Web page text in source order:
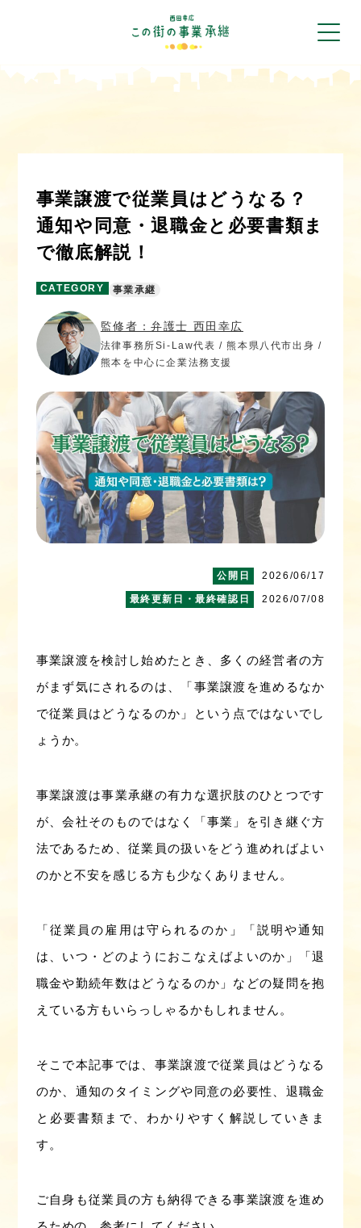
事業譲渡で従業員はどうなる？
通知や同意・退職金と必要書類ま
で徹底解説！
CATEGORY 事業承継
監修者：弁護士 西田幸広
法律事務所Si-Law代表 / 熊本県八代市出身 /
熊本を中心に企業法務支援
2026/06/17
2026/07/08
事業譲渡を検討し始めたとき、多くの経営者の方
がまず気にされるのは、「事業譲渡を進めるなか
で従業員はどうなるのか」という点ではないでし
ょうか。
事業譲渡は事業承継の有力な選択肢のひとつです
が、会社そのものではなく「事業」を引き継ぐ方
法であるため、従業員の扱いをどう進めればよい
のかと不安を感じる方も少なくありません。
「従業員の雇用は守られるのか」「説明や通知
は、いつ・どのようにおこなえばよいのか」「退
職金や勤続年数はどうなるのか」などの疑問を抱
えている方もいらっしゃるかもしれません。
そこで本記事では、事業譲渡で従業員はどうなる
のか、通知のタイミングや同意の必要性、退職金
と必要書類まで、わかりやすく解説していきま
す。
ご自身も従業員の方も納得できる事業譲渡を進め